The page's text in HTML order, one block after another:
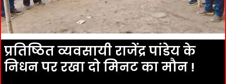
प्रतिष्ठित व्यवसायी राजेंद्र पांडेय के
निधन पर रखा दो मिनट का मौन !